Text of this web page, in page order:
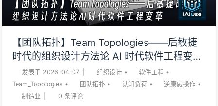
体感完全不同：一个智能排产的小功能，从立项到上线还是 3 个
月起。他原以为工具能带来 2 倍提速，结果只买到了”代码写得
忙、业务更急。” 他假设错了瓶颈的位置。他的真实瓶颈是另一
回事：每一个新功能都要穿过 MES、ERP、质检系统、车间终
端，外加一套监管报送口径，集成和联调吃掉了大部分工期；而
AI 生成的代码，...
【团队拓扑】Team Topologies——后敏捷
时代的组织设计方法论 AI 时代软件工程变革
——慢慢学AI172
发表于 2026-04-07 组织设计 • 软件工程 •
Team_Topologies • 团队拓扑 • 认知负荷 • 逆康威操作 •
制造业
0 条评论